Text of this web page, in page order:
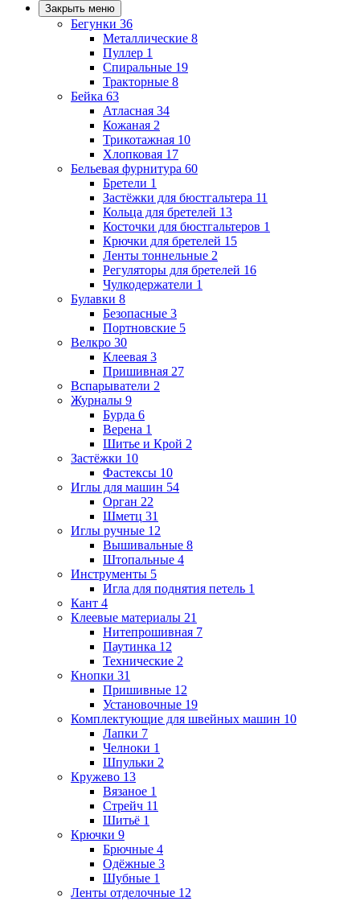
Закрыть меню
Бегунки 36
Металлические 8
Пуллер 1
Спиральные 19
Тракторные 8
Бейка 63
Атласная 34
Кожаная 2
Трикотажная 10
Хлопковая 17
Бельевая фурнитура 60
Бретели 1
Застёжки для бюстгальтера 11
Кольца для бретелей 13
Косточки для бюстгальтеров 1
Крючки для бретелей 15
Ленты тоннельные 2
Регуляторы для бретелей 16
Чулкодержатели 1
Булавки 8
Безопасные 3
Портновские 5
Велкро 30
Клеевая 3
Пришивная 27
Вспарыватели 2
Журналы 9
Бурда 6
Верена 1
Шитье и Крой 2
Застёжки 10
Фастексы 10
Иглы для машин 54
Орган 22
Шметц 31
Иглы ручные 12
Вышивальные 8
Штопальные 4
Инструменты 5
Игла для поднятия петель 1
Кант 4
Клеевые материалы 21
Нитепрошивная 7
Паутинка 12
Технические 2
Кнопки 31
Пришивные 12
Установочные 19
Комплектующие для швейных машин 10
Лапки 7
Челноки 1
Шпульки 2
Кружево 13
Вязаное 1
Стрейч 11
Шитьё 1
Крючки 9
Брючные 4
Одёжные 3
Шубные 1
Ленты отделочные 12